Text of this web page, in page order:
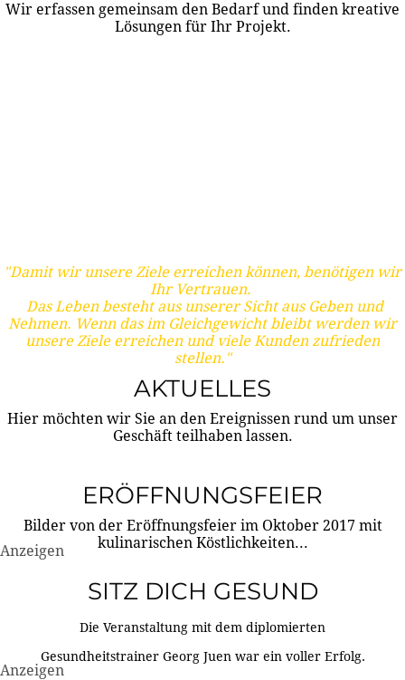
Wir erfassen gemeinsam den Bedarf und finden kreative
Lösungen für Ihr Projekt.
"Damit wir unsere Ziele erreichen können, benötigen wir
Ihr Vertrauen.
Das Leben besteht aus unserer Sicht aus Geben und
Nehmen. Wenn das im Gleichgewicht bleibt werden wir
unsere Ziele erreichen und viele Kunden zufrieden
stellen."
AKTUELLES
Hier möchten wir Sie an den Ereignissen rund um unser
Geschäft teilhaben lassen.
ERÖFFNUNGSFEIER
Bilder von der Eröffnungsfeier im Oktober 2017 mit
kulinarischen Köstlichkeiten...
Anzeigen
SITZ DICH GESUND
Die Veranstaltung mit dem diplomierten
Gesundheitstrainer Georg Juen war ein voller Erfolg.
Anzeigen